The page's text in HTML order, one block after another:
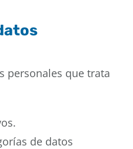
personales que trata
de datos